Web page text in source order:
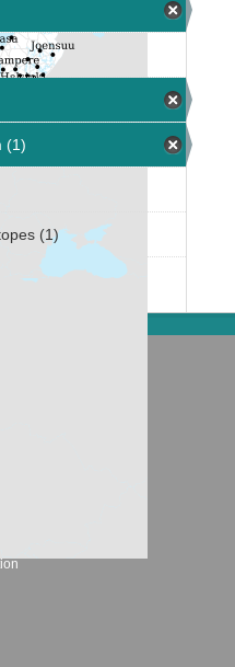
(1)
(1)
Avainsanat
(API)